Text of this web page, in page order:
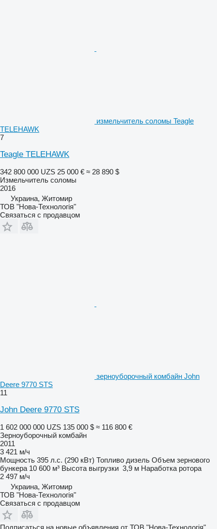
измельчитель соломы Teagle
TELEHAWK
7
Teagle TELEHAWK
342 800 000 UZS 25 000 € ≈ 28 890 $
Измельчитель соломы
2016
Украина, Житомир
ТОВ "Нова-Технологія"
Связаться с продавцом
зерноуборочный комбайн John
Deere 9770 STS
11
John Deere 9770 STS
1 602 000 000 UZS 135 000 $ ≈ 116 800 €
Зерноуборочный комбайн
2011
3 421 м/ч
Мощность 395 л.с. (290 кВт) Топливо дизель Объем зернового
бункера 10 600 м³ Высота выгрузки 3,9 м Наработка ротора
2 497 м/ч
Украина, Житомир
ТОВ "Нова-Технологія"
Связаться с продавцом
Подписаться на новые объявления от ТОВ "Нова-Технологія"